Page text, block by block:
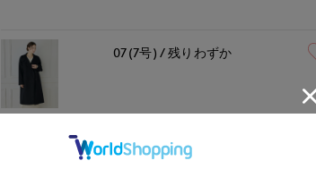
モデル身長:165cm 着用サイズ:09(M)
￥118,800 (税込)
07(7号) 残りわずか